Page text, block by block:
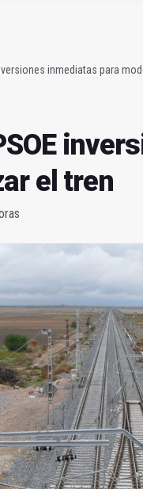
inmediatas para
el tren